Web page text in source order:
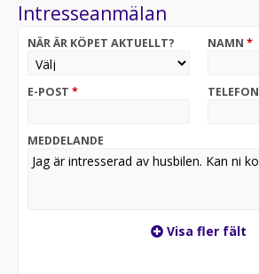
Intresseanmälan
NÄR ÄR KÖPET AKTUELLT? NAMN *
E-POST * TELEFON
MEDDELANDE
Visa fler fält